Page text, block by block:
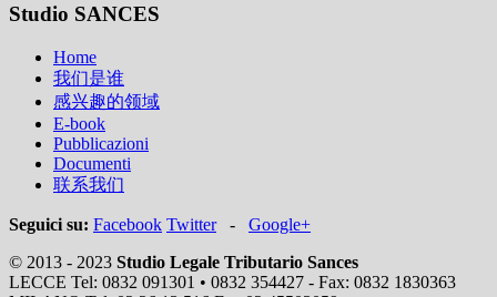
Studio SANCES
Home
我们是谁
感兴趣的领域
E-book
Pubblicazioni
Documenti
联系我们
Seguici su: Facebook Twitter- Google+
© 2013 - 2023 Studio Legale Tributario Sances
LECCE Tel: 0832 091301 • 0832 354427 - Fax: 0832 1830363